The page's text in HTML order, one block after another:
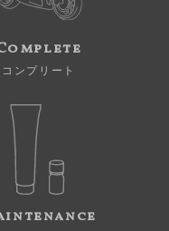
コンプリート